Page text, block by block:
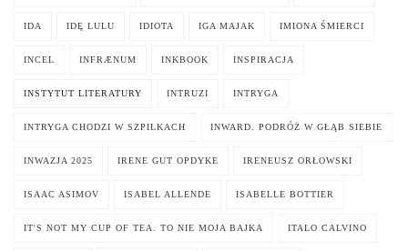
IDA IDĘ LULU IDIOTA IGA MAJAK IMIONA ŚMIERCI
INCEL INFRÆNUM INKBOOK INSPIRACJA
INSTYTUT LITERATURY INTRUZI INTRYGA
INTRYGA CHODZI W SZPILKACH INWARD. PODRÓŻ W GŁĄB SIEBIE
INWAZJA 2025 IRENE GUT OPDYKE IRENEUSZ ORŁOWSKI
ISAAC ASIMOV ISABEL ALLENDE ISABELLE BOTTIER
IT'S NOT MY CUP OF TEA. TO NIE MOJA BAJKA ITALO CALVINO